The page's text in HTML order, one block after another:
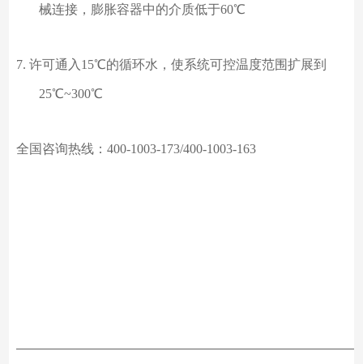
械连接，膨胀容器中的介质低于60℃
7. 许可通入 15℃的循环水，使系统可控温度范围扩展到
25℃~300℃
全国咨询热线： 400-1003-173/400-1003-163